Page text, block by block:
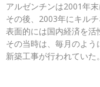
アルゼンチンは2001年末
その後、2003年にキル
表面的には国内経済を活
その当時は、毎月のよ
新築工事が行われていた。